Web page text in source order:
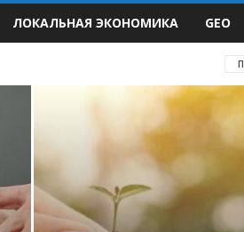
ЛОКАЛЬНАЯ ЭКОНОМИКА GEO